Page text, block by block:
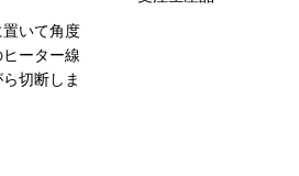
いて角度
ーター線
切断しま